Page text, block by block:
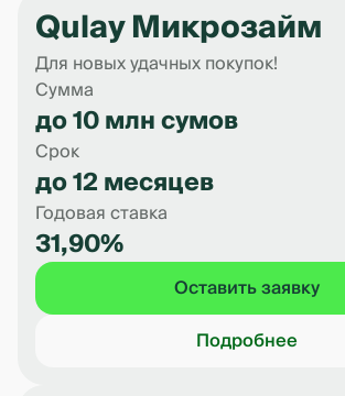
Qulay Микрозайм
Для новых удачных покупок!
Сумма
до 10 млн сумов
Срок
до 12 месяцев
Годовая ставка
31,90%
Оставить заявку
Подробнее